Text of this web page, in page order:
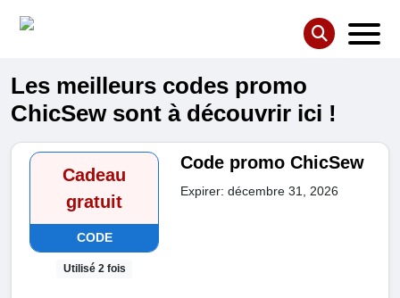
Les meilleurs codes promo
ChicSew sont à découvrir ici !
Cadeau
gratuit
CODE
Utilisé 2 fois
Code promo ChicSew
Expirer: décembre 31, 2026